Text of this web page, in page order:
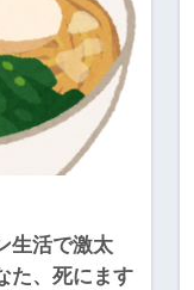
生活で激太
、死にます